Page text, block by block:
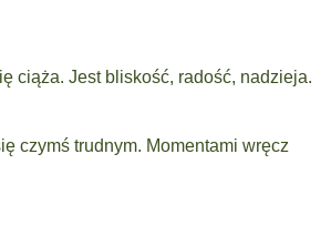
ciąża. Jest bliskość, radość, nadzieja.
czymś trudnym. Momentami wręcz